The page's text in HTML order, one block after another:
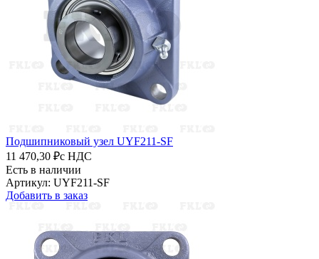
Подшипниковый узел UYF211-SF
11 470,30 ₽с НДС
Есть в наличии
Артикул: UYF211-SF
Добавить в заказ